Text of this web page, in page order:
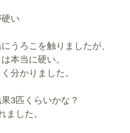
い
うろこを触りましたが、
本当に硬い。
分かりました。
3匹くらいかな？
ました。